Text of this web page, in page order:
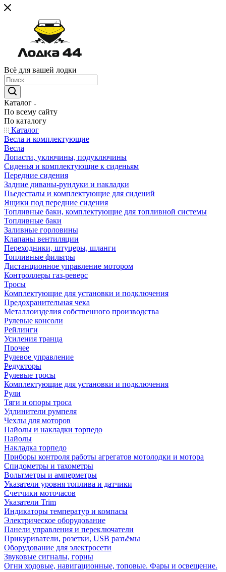
Всё для вашей лодки
Каталог
По всему сайту
По каталогу
Каталог
Весла и комплектующие
Весла
Лопасти, уключины, подуключины
Сиденья и комплектующие к сиденьям
Передние сидения
Задние диваны-рундуки и накладки
Пьедесталы и комплектующие для сидений
Ящики под передние сидения
Топливные баки, комплектующие для топливной системы
Топливные баки
Заливные горловины
Клапаны вентиляции
Переходники, штуцеры, шланги
Топливные фильтры
Дистанционное управление мотором
Контроллеры газ-реверс
Тросы
Комплектующие для установки и подключения
Предохранительная чека
Металлоизделия собственного производства
Рулевые консоли
Рейлинги
Усиления транца
Прочее
Рулевое управление
Редукторы
Рулевые тросы
Комплектующие для установки и подключения
Рули
Тяги и опоры троса
Удлинители румпеля
Чехлы для моторов
Пайолы и накладки торпедо
Пайолы
Накладка торпедо
Приборы контроля работы агрегатов мотолодки и мотора
Спидометры и тахометры
Вольтметры и амперметры
Указатели уровня топлива и датчики
Счетчики моточасов
Указатели Trim
Индикаторы температур и компасы
Электрическое оборудование
Панели управления и переключатели
Прикуриватели, розетки, USB разъёмы
Оборудование для электросети
Звуковые сигналы, горны
Огни ходовые, навигационные, топовые. Фары и освещение.